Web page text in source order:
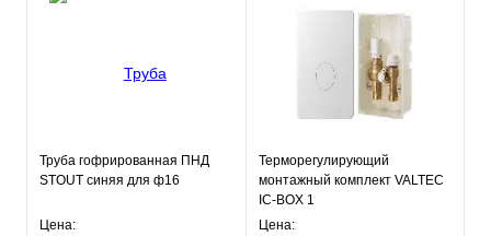
Труба гофрированная ПНД
STOUT синяя для ф16
Цена:
Терморегулирующий
монтажный комплект VALTEC
IC-BOX 1
Цена: